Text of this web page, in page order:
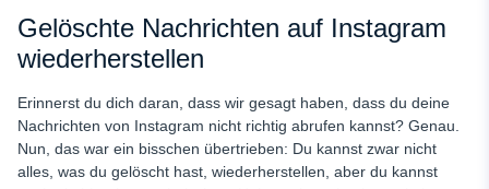
Gelöschte Nachrichten auf Instagram
wiederherstellen
Erinnerst du dich daran, dass wir gesagt haben, dass du deine
Nachrichten von Instagram nicht richtig abrufen kannst? Genau.
Nun, das war ein bisschen übertrieben: Du kannst zwar nicht
alles, was du gelöscht hast, wiederherstellen, aber du kannst